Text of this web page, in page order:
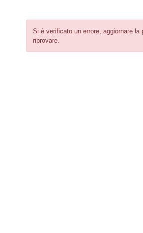
Si è verificato un errore, aggiornare la
riprovare.